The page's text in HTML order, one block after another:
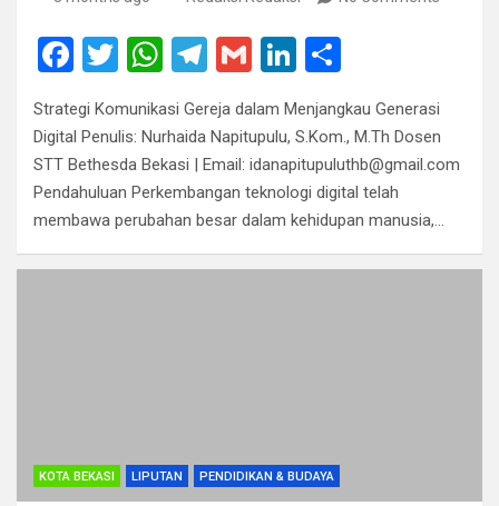
F
ce
b
o
o
k
T
tt
er
W
at
s
A
p
p
T
e
gr
a
m
G
ail
Li
ke
dI
n
ar
e
Strategi Komunikasi Gereja dalam Menjangkau Generasi
Digital Penulis: Nurhaida Napitupulu, S.Kom., M.Th Dosen
STT Bethesda Bekasi | Email: idanapitupuluthb@gmail.com
Pendahuluan Perkembangan teknologi digital telah
membawa perubahan besar dalam kehidupan manusia,…
KOTA BEKASI LIPUTAN PENDIDIKAN & BUDAYA